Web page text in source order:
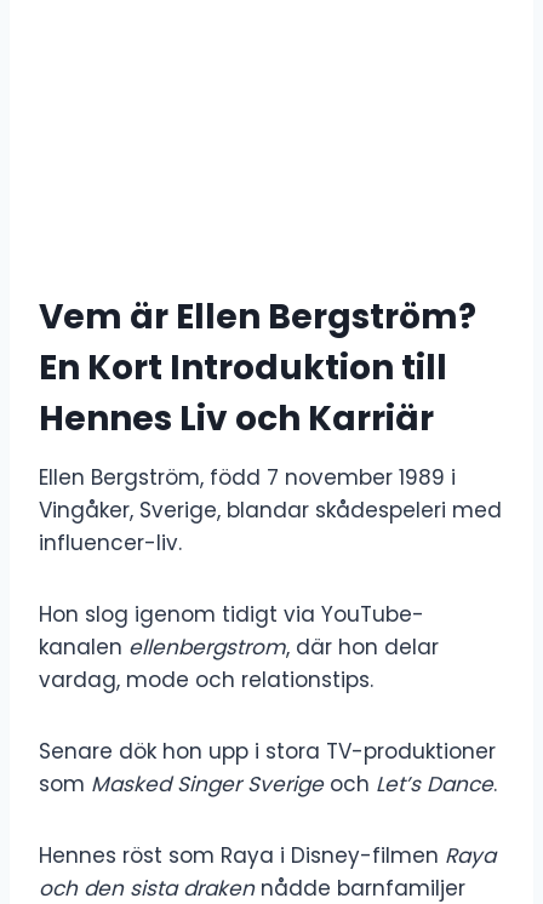
Vem är Ellen Bergström?
En Kort Introduktion till
Hennes Liv och Karriär
Ellen Bergström, född 7 november 1989 i
Vingåker, Sverige, blandar skådespeleri med
influencer-liv.
Hon slog igenom tidigt via YouTube-
kanalen ellenbergstrom, där hon delar
vardag, mode och relationstips.
Senare dök hon upp i stora TV-produktioner
som Masked Singer Sverigeoch Let’s Dance.
Hennes röst som Raya i Disney-filmen Raya
och den sista drakennådde barnfamiljer